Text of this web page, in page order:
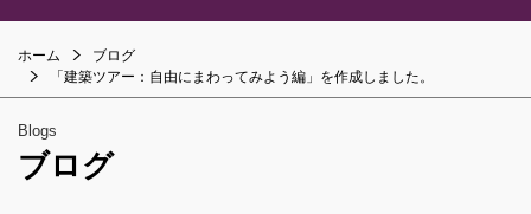
開催中の展覧会
これからの展覧会
過去の展覧会
ホーム
ブログ
「建築ツアー：自由にまわってみよう編」を作成しました。
Blogs
ブログ